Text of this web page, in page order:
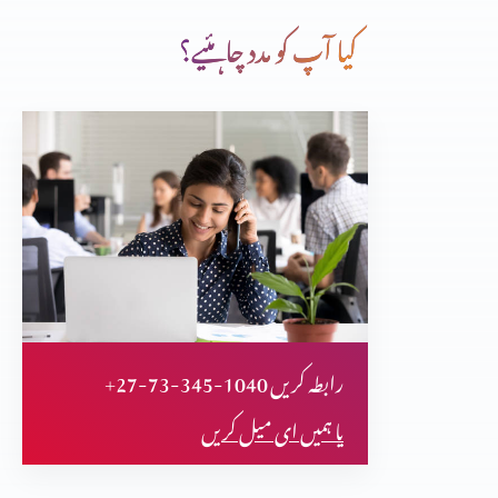
میں اور مسیح
نمک اور نور
ایب جوئی سے ممانعت
آنحضرت پر ایمان
کیا آپ کو مدد چاہئیے؟
+27-73-345-1040 رابطہ کریں
یا ہمیں ای میل کریں